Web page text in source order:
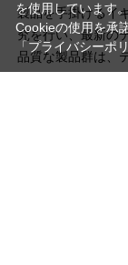
製品を手掛けるイ
究を行い、最新の
品質な製品群は、
を使用しています
Cookieの使用を承
「プライバシーポ